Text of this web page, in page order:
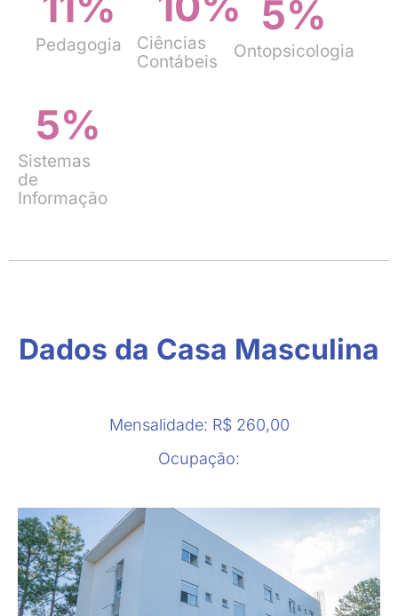
Pedagogia
Ciências
Contábeis
Ontopsicologia
5%
Sistemas
de
Informação
5%
Dados da Casa Masculina
Mensalidade: R$ 260,00
Ocupação: